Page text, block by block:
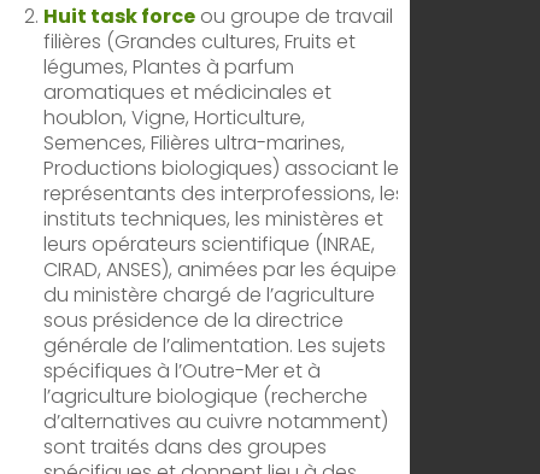
Huit task force ou groupe de travail
filières (Grandes cultures, Fruits et
légumes, Plantes à parfum
aromatiques et médicinales et
houblon, Vigne, Horticulture,
Semences, Filières ultra-marines,
Productions biologiques) associant les
représentants des interprofessions, les
instituts techniques, les ministères et
leurs opérateurs scientifique (INRAE,
CIRAD, ANSES), animées par les équipes
du ministère chargé de l’agriculture
sous présidence de la directrice
générale de l’alimentation. Les sujets
spécifiques à l’Outre-Mer et à
l’agriculture biologique (recherche
d’alternatives au cuivre notamment)
sont traités dans des groupes